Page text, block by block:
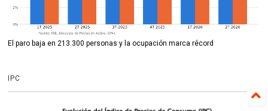
El paro baja en 213.300 personas y la ocupación marca récord
IPC